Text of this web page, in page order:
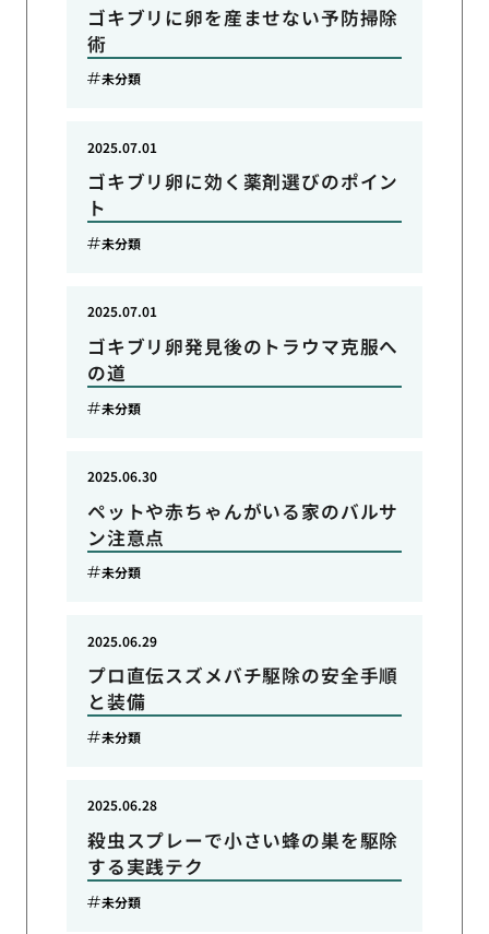
ゴキブリに卵を産ませない予防掃除
術
未分類
ゴキブリ卵に効く薬剤選びのポイン
ト
2025.07.01
未分類
ゴキブリ卵発見後のトラウマ克服へ
の道
2025.07.01
未分類
ペットや赤ちゃんがいる家のバルサ
ン注意点
2025.06.30
未分類
プロ直伝スズメバチ駆除の安全手順
と装備
2025.06.29
未分類
殺虫スプレーで小さい蜂の巣を駆除
する実践テク
2025.06.28
未分類